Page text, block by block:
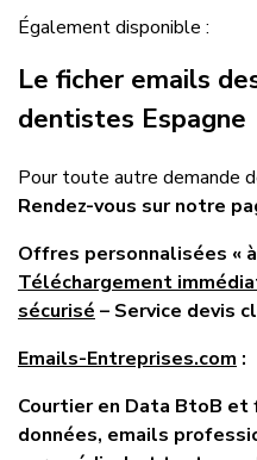
Également disponible :
Le ficher emails
dentistes Espagne
Pour toute autre demande
Rendez-vous sur notre
Offres personnalisées «
Téléchargement
sécurisé – Service devis
Emails-Entreprises.com :
Courtier en Data BtoB et
données, emails